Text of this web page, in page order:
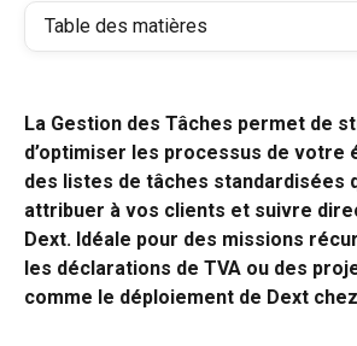
Table des matières
La Gestion des Tâches permet de
d’optimiser les processus de votre
des listes de tâches standardisées
attribuer à vos clients et suivre
Dext. Idéale pour des missions
les déclarations de TVA ou des
comme le déploiement de Dext